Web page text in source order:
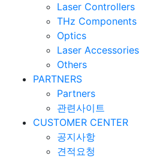
Laser Controllers
THz Components
Optics
Laser Accessories
Others
PARTNERS
Partners
관련사이트
CUSTOMER CENTER
공지사항
견적요청